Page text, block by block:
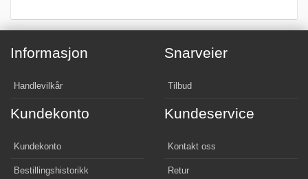
Informasjon
Handlevilkår
Snarveier
Tilbud
Kundekonto
Kundekonto
Bestillingshistorikk
Kundeservice
Kontakt oss
Retur